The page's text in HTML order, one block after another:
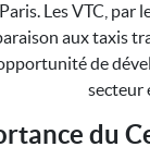
Les VTC,
aux taxis
de
secteur
du